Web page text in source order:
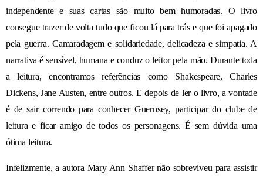
independente e suas cartas são muito bem humoradas. O livro
consegue trazer de volta tudo que ficou lá para trás e que foi apagado
pela guerra. Camaradagem e solidariedade, delicadeza e simpatia. A
narrativa é sensível, humana e conduz o leitor pela mão. Durante toda
a leitura, encontramos referências como Shakespeare, Charles
Dickens, Jane Austen, entre outros. E depois de ler o livro, a vontade
é de sair correndo para conhecer Guernsey, participar do clube de
leitura e ficar amigo de todos os personagens. É sem dúvida uma
ótima leitura.
Infelizmente, a autora Mary Ann Shaffer não sobreviveu para assistir